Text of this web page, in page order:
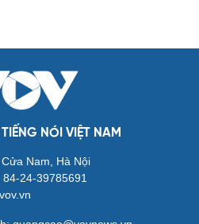
NÓI VIỆT NAM
Nam, Hà Nội
24-39785691